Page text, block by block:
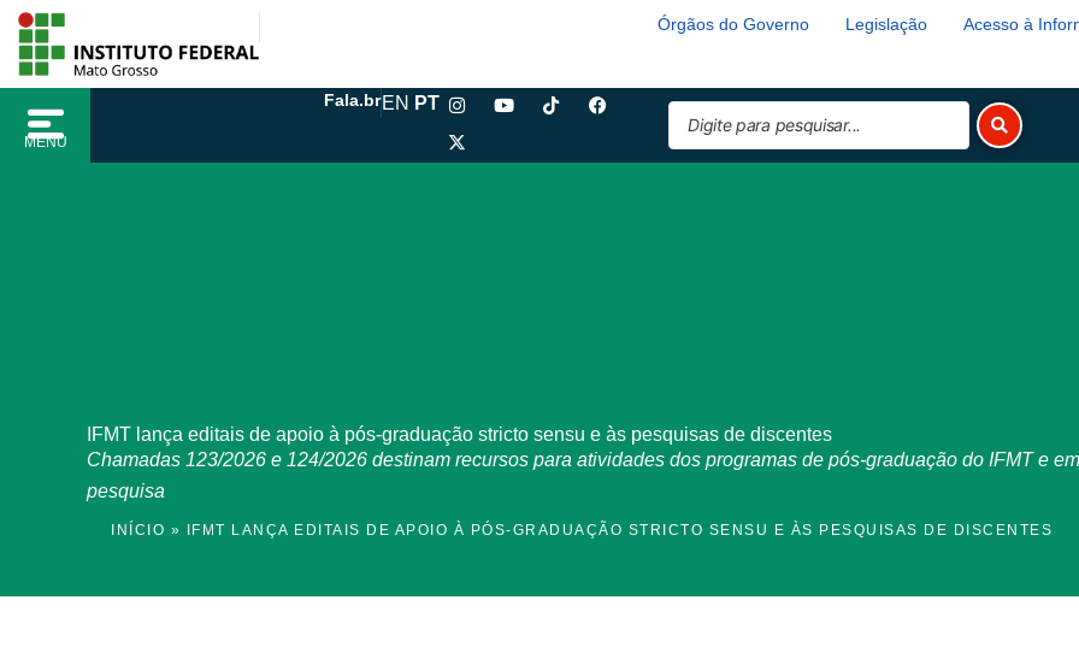
conteúdo
para
conteúdo
Órgãos do Governo Legislação Acesso à
MENU
Fala.brEN PT
I
n
s
t
a
Y
o
u
T
i
o
F
a
b
X
-
t
w
i
Pesquisar
IFMT lança editais de apoio à pós-graduação stricto sensu e às pesquisas de discentes
Chamadas 123/2026 e 124/2026 destinam recursos para atividades dos programas de pós-graduação do IFMT e
pesquisa
INÍCIO » IFMT LANÇA EDITAIS DE APOIO À PÓS-GRADUAÇÃO STRICTO SENSU E ÀS PESQUISAS DE DISCENTES